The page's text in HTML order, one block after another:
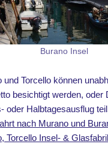
Burano Insel
und Torcello können
besichtigt werden, oder
oder Halbtagesausflug
nach Murano und
Torcello Insel- &